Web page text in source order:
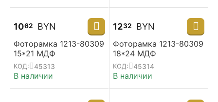
1062 BYN
Фоторамка 1213-80309
15*21 МДФ
КОД: 45313
В наличии
1232 BYN
Фоторамка 1213-80309
18*24 МДФ
КОД: 45314
В наличии